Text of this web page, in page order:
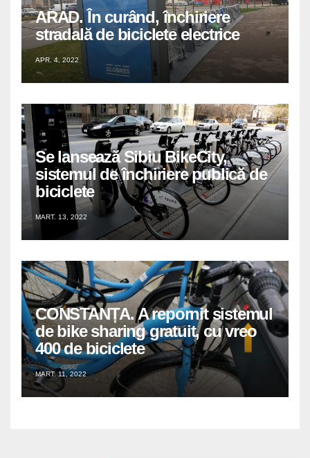
ARAD. În curând, închiriere
stradală de biciclete electrice
APR. 4, 2022
Se lansează Sibiu BikeCity,
sistemul de închiriere publică de
biciclete
MART. 13, 2022
CONSTANȚA. A repornit sistemul
de bike sharing gratuit, cu vreo
400 de biciclete
MART. 11, 2022